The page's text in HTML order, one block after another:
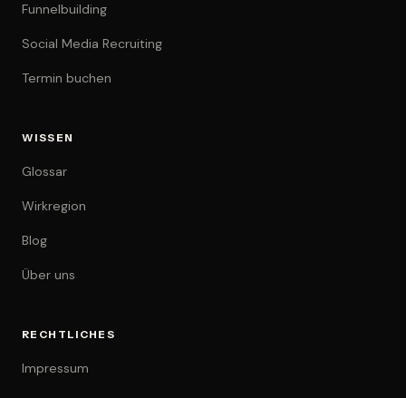
Funnelbuilding
Social Media Recruiting
Termin buchen
WISSEN
Glossar
Wirkregion
Blog
Über uns
RECHTLICHES
Impressum